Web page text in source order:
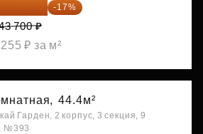
271 ₽ -17%
700 ₽
₽ за м²
44.4м²
Гарден, 2 корпус, 3 секция, 9
№393